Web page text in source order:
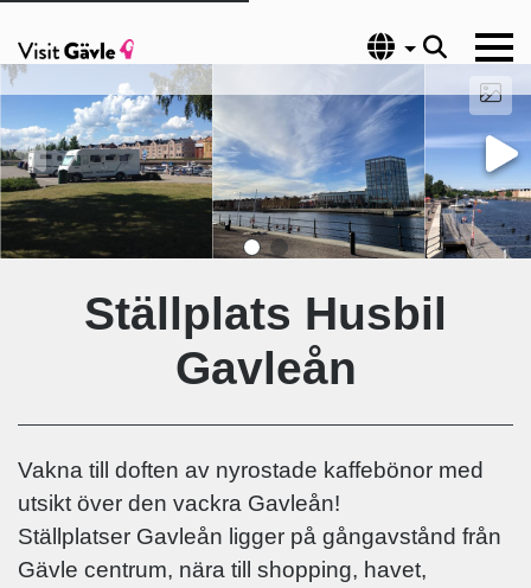
Språk
Ställplats Husbil
Gavleån
Vakna till doften av nyrostade kaffebönor med
utsikt över den vackra Gavleån!
Ställplatser Gavleån ligger på gångavstånd från
Gävle centrum, nära till shopping, havet,